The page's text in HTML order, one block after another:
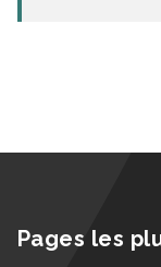
Pages les